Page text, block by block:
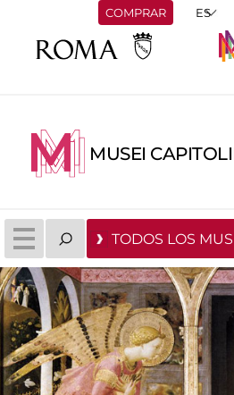
COMPRAR
MUSEI
TODOS LOS